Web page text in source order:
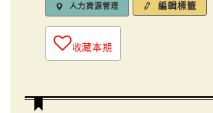
人力資源管理 編輯標籤
收藏本期